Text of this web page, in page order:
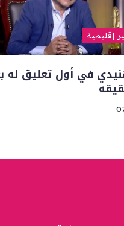
إقليمية
في أول تعليق له